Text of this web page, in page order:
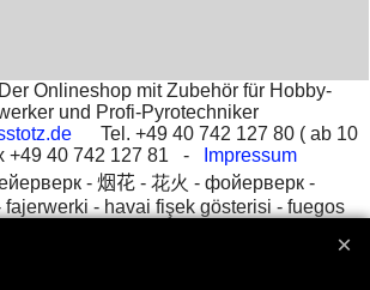
Onlineshop mit Zubehör für Hobby-
und Profi-Pyrotechniker
Tel. +49 40 742 127 80 ( ab 10
40 742 127 81 -
Impressum
- 烟花 - 花火 - фойерверк -
fajerwerki - havai fişek gösterisi - fuegos